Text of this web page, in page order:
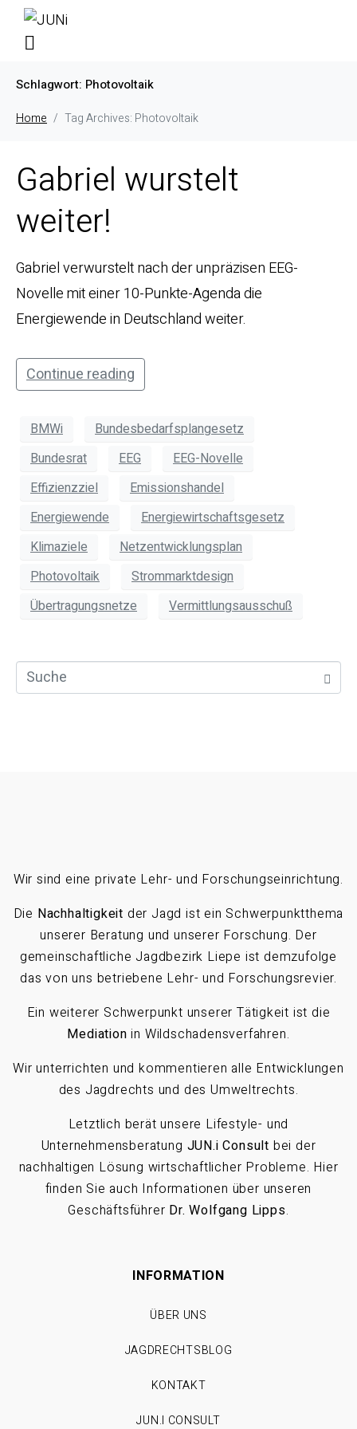
Schlagwort: Photovoltaik
Home Tag Archives: Photovoltaik
Gabriel wurstelt
weiter!
Gabriel verwurstelt nach der unpräzisen EEG-
Novelle mit einer 10-Punkte-Agenda die
Energiewende in Deutschland weiter.
Continue reading
BMWi
Bundesbedarfsplangesetz
Bundesrat
EEG
EEG-Novelle
Effizienzziel
Emissionshandel
Energiewende
Energiewirtschaftsgesetz
Klimaziele
Netzentwicklungsplan
Photovoltaik
Strommarktdesign
Übertragungsnetze
Vermittlungsausschuß
Wir sind eine private Lehr- und Forschungseinrichtung.
Die Nachhaltigkeit der Jagd ist ein Schwerpunktthema
unserer Beratung und unserer Forschung. Der
gemeinschaftliche Jagdbezirk Liepe ist demzufolge
das von uns betriebene Lehr- und Forschungsrevier.
Ein weiterer Schwerpunkt unserer Tätigkeit ist die
Mediation in Wildschadensverfahren.
Wir unterrichten und kommentieren alle Entwicklungen
des Jagdrechts und des Umweltrechts.
Letztlich berät unsere Lifestyle- und
Unternehmensberatung JUN.i Consult bei der
nachhaltigen Lösung wirtschaftlicher Probleme. Hier
finden Sie auch Informationen über unseren
Geschäftsführer Dr. Wolfgang Lipps.
INFORMATION
ÜBER UNS
JAGDRECHTSBLOG
KONTAKT
JUN.I CONSULT